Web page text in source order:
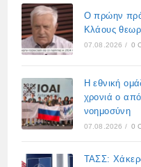
Ο πρώην
Κλάους
07.08.2026 / 0
Η εθνική
χρονιά ο
νοημοσύνη
07.08.2026 / 0
ΤΑΣΣ: